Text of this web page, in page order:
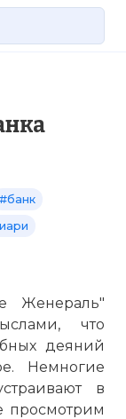
#банк
Женераль"
что
деяний
Немногие
в
просмотрим